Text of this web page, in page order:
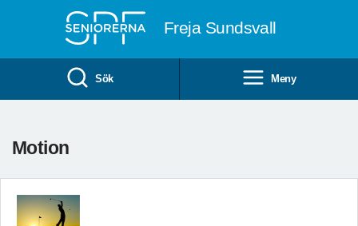
Freja Sundsvall
Sök Meny
Motion